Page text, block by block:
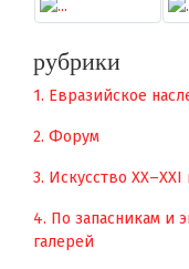
рубрики
1. Евразийское
2. Форум
3. Искусство XX–XXI
4. По запасникам и
галерей